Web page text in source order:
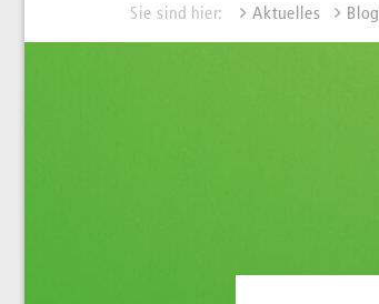
Sie sind hier: Aktuelles Blog